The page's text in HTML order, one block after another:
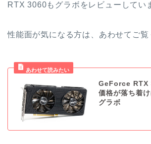
RTX 3060もグラボをレビューしてい
性能面が気になる方は、あわせてご覧
GeForce RTX
価格が落ち着
グラボ